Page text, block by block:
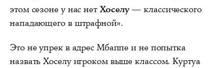
этом сезоне у нас нет Хоселу— классического
нападающего в штрафной».
Это не упрек в адрес Мбаппе и не попытка
назвать Хоселу игроком выше классом. Куртуа